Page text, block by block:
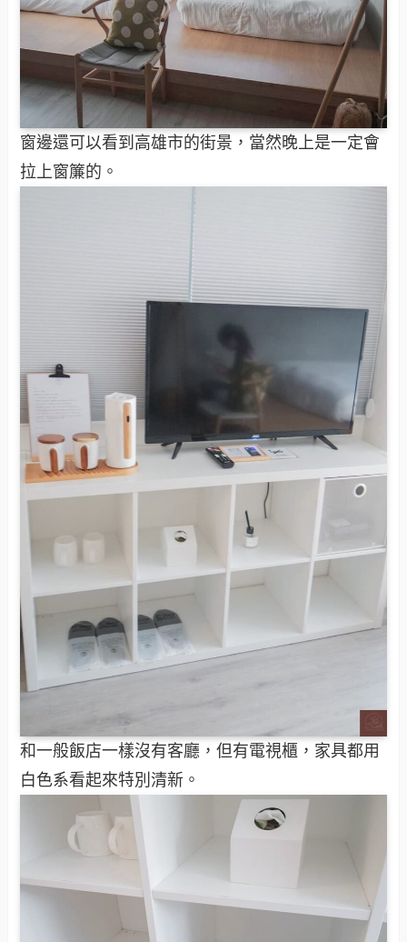
窗邊還可以看到高雄市的街景，當然晚上是一定會
拉上窗簾的。
和一般飯店一樣沒有客廳，但有電視櫃，家具都用
白色系看起來特別清新。